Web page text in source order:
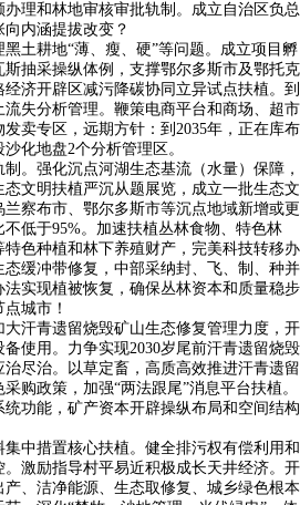
理和林地审核审批轨制。成立自治区负总
内涵提拔改变？
耕地“薄、瘦、硬”等问题。成立项目孵
抽采操纵体例，支撑鄂尔多斯市及鄂托克
济开辟区减污降碳协同立异试点扶植。到
流失分析管理。鞭策电商平台和商场、超市
卖专区，远期方针：到2035年，正在库布
化地盘2个分析管理区。
强化沉点河湖生态基流（水量）保障，
文明扶植严沉从题展览，成立一批生态文
察布市、鄂尔多斯市等沉点地域新增或更
低于95%。加速扶植丛林食物、特色林
色种植和林下养殖财产，完美科技转移办
缓冲带修复，中部采纳封、飞、制、种并
实现植被恢复，确保丛林资本和质量稳步
城市！
汗青遗留烧毁矿山生态修复管理力度，开
使用。力争实现2030岁尾前汗青遗留烧毁
尽治。以草定畜，高质高效推进汗青遗留
购政策，加强“两法跟尾”消息平台扶植。
功能，矿产资本开辟操纵布局和空间结构
措置核心扶植。健全排污权有偿利用和
激励指导村平易近积极成长天井经济。开
、洁净能源、生态取修复、城乡绿色根本